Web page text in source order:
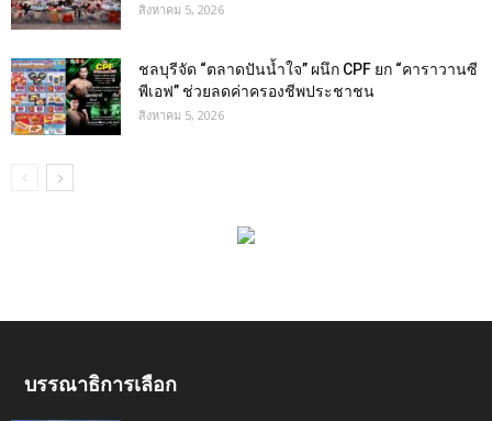
สิงหาคม 5, 2026
ชลบุรีจัด “ตลาดปันน้ำใจ” ผนึก CPF ยก “คาราวานซี
พีเอฟ” ช่วยลดค่าครองชีพประชาชน
สิงหาคม 5, 2026
บรรณาธิการเลือก